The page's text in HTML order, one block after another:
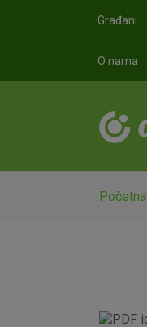
Građani
O nama
Početna